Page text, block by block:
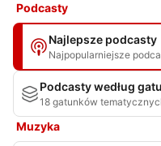
Podcasty
Najlepsze podcasty
Najpopularniejsze
Podcasty według
18 gatunków
Muzyka